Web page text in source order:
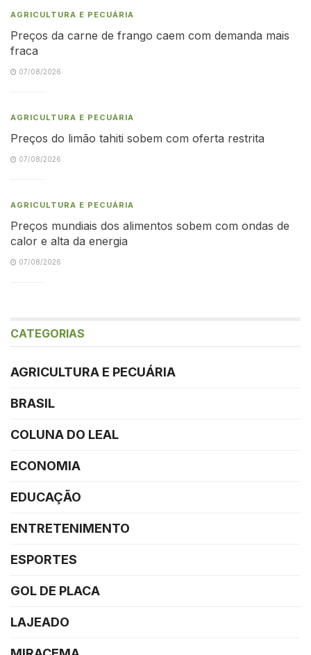
AGRICULTURA E PECUÁRIA
Preços da carne de frango caem com demanda mais
fraca
07/08/2026
AGRICULTURA E PECUÁRIA
Preços do limão tahiti sobem com oferta restrita
07/08/2026
AGRICULTURA E PECUÁRIA
Preços mundiais dos alimentos sobem com ondas de
calor e alta da energia
07/08/2026
CATEGORIAS
AGRICULTURA E PECUÁRIA
BRASIL
COLUNA DO LEAL
ECONOMIA
EDUCAÇÃO
ENTRETENIMENTO
ESPORTES
GOL DE PLACA
LAJEADO